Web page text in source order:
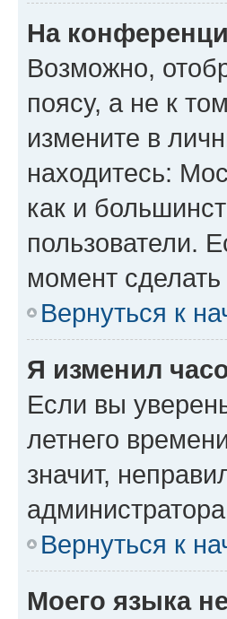
На
Возможно,
поясу, а не к
измените в
находитесь:
как и
пользователи.
момент сделать
Вернуться к
Я изменил
Если вы
летнего
значит,
Вернуться к
Моего языка